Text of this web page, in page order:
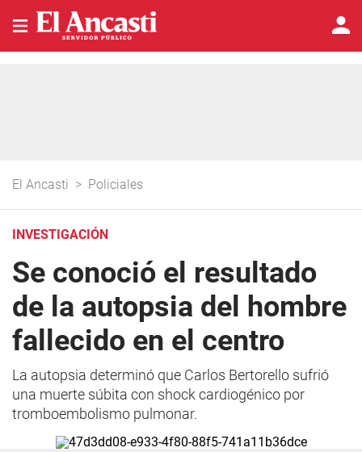
El Ancasti > Policiales
INVESTIGACIÓN
Se conoció el resultado
de la autopsia del hombre
fallecido en el centro
La autopsia determinó que Carlos Bertorello sufrió
una muerte súbita con shock cardiogénico por
tromboembolismo pulmonar.